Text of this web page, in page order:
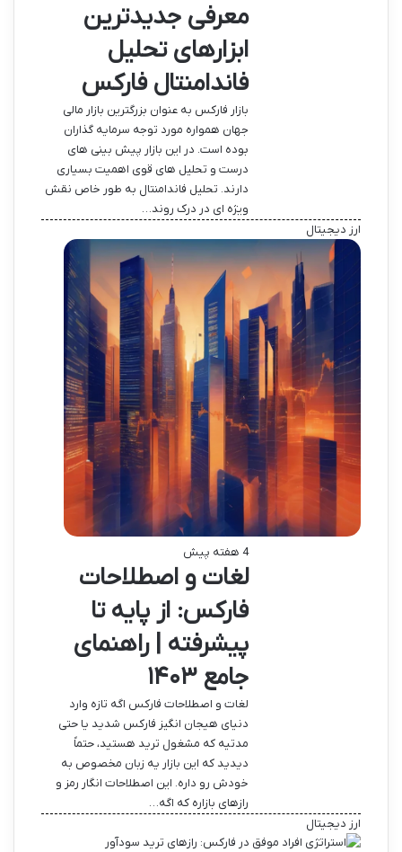
معرفی جدیدترین
ابزارهای تحلیل
فاندامنتال فارکس
بازار فارکس به عنوان بزرگترین بازار مالی
جهان همواره مورد توجه سرمایه گذاران
بوده است. در این بازار پیش بینی های
درست و تحلیل های قوی اهمیت بسیاری
دارند. تحلیل فاندامنتال به طور خاص نقش
ویژه ای در درک روند…
ارز دیجیتال
4 هفته پیش
لغات و اصطلاحات
فارکس: از پایه تا
پیشرفته | راهنمای
جامع ۱۴۰۳
لغات و اصطلاحات فارکس اگه تازه وارد
دنیای هیجان انگیز فارکس شدید یا حتی
مدتیه که مشغول ترید هستید، حتماً
دیدید که این بازار یه زبان مخصوص به
خودش رو داره. این اصطلاحات انگار رمز و
رازهای بازاره که اگه…
ارز دیجیتال